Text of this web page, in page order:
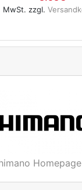
Homepage